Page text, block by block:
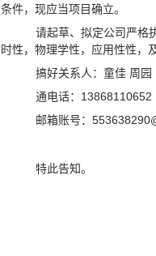
条件，现应当项目确立。
请起草、拟定公司严格
时性，物理学性，应用性性，
搞好关系人：童佳 周园
通电话：
邮箱账号：
特此告知。